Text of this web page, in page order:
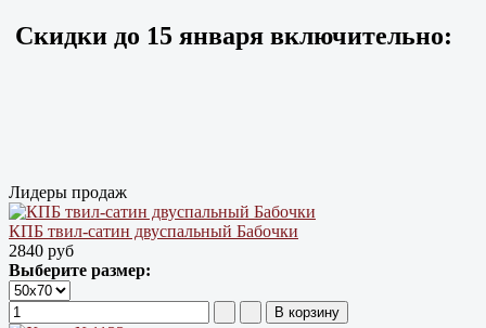
Скидки до 15 января включительно:
Лидеры продаж
КПБ твил-сатин двуспальный Бабочки
2840 руб
Выберите размер: